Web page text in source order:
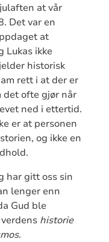
at vår
Det var en
at
Lukas ikke
historisk
rett i at der er
det ofte gjør når
ned i ettertid.
er at personen
og ikke en
har gitt oss sin
lenger enn
Gud ble
historie
.